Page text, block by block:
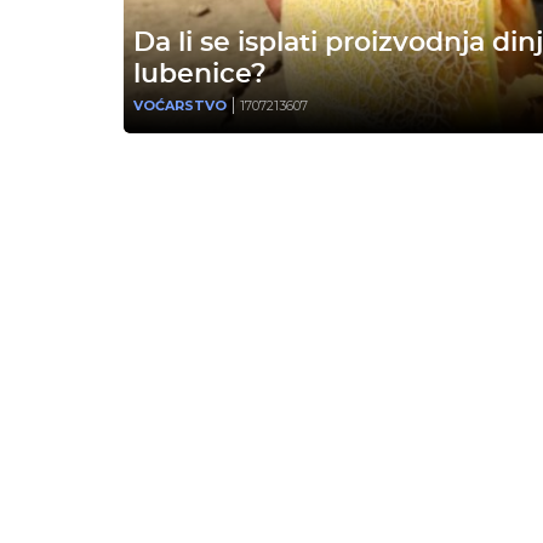
Da li se isplati proizvodnja
lubenice?
VOĆARSTVO 1707213607